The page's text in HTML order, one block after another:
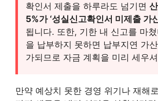
확인서 제출을 하루라도 넘기면
5%가 ‘성실신고확인서 미제출 가
됩니다. 또한, 기한 내 신고를 마
을 납부하지 못하면 납부지연 가
가되므로 자금 계획을 미리 세우
만약 예상치 못한 경영 위기나 재해